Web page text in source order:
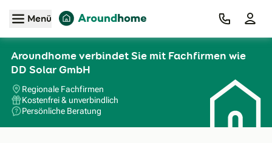
Zum Hauptinhalt
Menü
Aroundhome verbindet Sie mit Fachfirmen wie
DD Solar GmbH
Regionale Fachfirmen
Kostenfrei & unverbindlich
Persönliche Beratung